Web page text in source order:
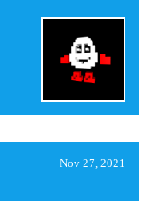
Nov 27, 2021